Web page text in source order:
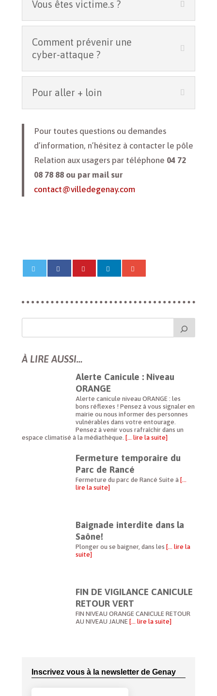
Vous êtes victime.s ?
Comment prévenir une
cyber-attaque ?
Pour aller + loin
Pour toutes questions ou demandes
d’information, n’hésitez à contacter le pôle
Relation aux usagers par téléphone 04 72
08 78 88 ou par mail sur
contact@villedegenay.com
À LIRE AUSSI…
Alerte Canicule : Niveau
ORANGE
Alerte canicule niveau ORANGE : les
bons réflexes ! Pensez à vous signaler en
mairie ou nous informer des personnes
vulnérables dans votre entourage.
Pensez à venir vous rafraîchir dans un
espace climatisé à la médiathèque. [… lire la suite]
Fermeture temporaire du
Parc de Rancé
Fermeture du parc de Rancé Suite à[…
lire la suite]
Baignade interdite dans la
Saône!
Plonger ou se baigner, dans les[… lire la
suite]
FIN DE VIGILANCE CANICULE
RETOUR VERT
FIN NIVEAU ORANGE CANICULE RETOUR
AU NIVEAU JAUNE [… lire la suite]
Inscrivez vous à la newsletter de Genay